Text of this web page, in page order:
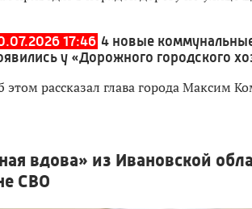
17:46 4 новые
у «Дорожного городского
этом рассказал глава города Максим
вдова» из Ивановской
СВО